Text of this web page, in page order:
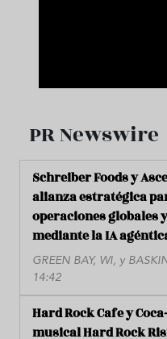
PR Newswire
Schreiber Foods y
alianza estratégica
operaciones globales
mediante la IA
GREEN BAY, WI, y
14:42
Hard Rock Cafe y
musical Hard Rock